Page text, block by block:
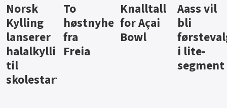
Knalltall
for Açai
Bowl
Aass vil
bli
førstevalg
i lite-
Brus og
jus fra
Berentsen
Hard
iste fra
Hansa